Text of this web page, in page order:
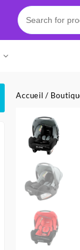
Accueil /